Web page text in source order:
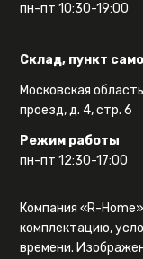
пн-пт 10:30-19:00
Склад, пункт
Московская
проезд, д. 4, стр. 6
Режим работы
пн-пт 12:30-17:00
Компания «R-
комплектацию,
времени.